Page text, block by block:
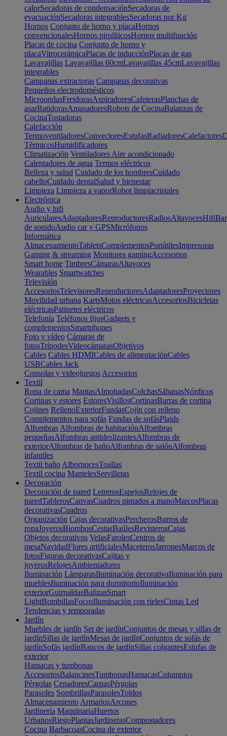
calorSecadoras de condensaciónSecadoras de
evacuaciónSecadoras integrablesSecadoras por Kg
Hornos Conjunto de horno y placaHornos
convencionalesHornos pirolíticosHornos multifunción
Placas de cocina Conjunto de horno y
placaVitrocerámicaPlacas de inducciónPlacas de gas
Lavavajillas Lavavajillas 60cmLavavajillas 45cmLavavajillas
integrables
Campanas extractoras Campanas decorativas
Pequeños electrodomésticos
MicroondasFreidorasAspiradoresCafeterasPlanchas de
asarBatidorasAmasadoresRobots de CocinaBalanzas de
CocinaTostadoras
Calefacción
TermoventiladoresConvectoresEstufasRadiadoresCalefactores
TérmicosHumidificadores
Climatización Ventiladores Aire acondicionado
Calentadores de agua Termos eléctricos
Belleza y salud Cuidado de los hombresCuidado
cabelloCuidado dentalSalud y bienestar
Limpieza Limpieza a vaporRobot limpiacristales
Electrónica
Audio y hifi
AuricularesAdaptadoresReproductoresRadiosAltavocesHifi
de sonidoAudio car y GPSMicrófonos
Informática
AlmacenamientoTabletsComplementosPortátilesImpresoras
Gaming & streaming Monitores gamingAccesorios
Smart home TimbresCámarasAltavoces
Wearables Smartwatches
Televisión
AccesoriosTelevisoresReproductoresAdaptadoresProyectores
Movilidad urbana KartsMotos eléctricasAccesoriosBicicletas
eléctricasPatinetes eléctricos
Telefonía Teléfonos fijosGadgets y
complementosSmartphones
Foto y vídeo Cámaras de
fotosTrípodesVideocámarasObjetivos
Cables Cables HDMICables de alimentaciónCables
USBCables Jack
Consolas y videojuegos Accesorios
Textil
Ropa de cama MantasAlmohadasColchasSábanasNórdicos
Cortinas y estores EstoresVisillosCortinasBarras de cortina
Cojines RellenoExteriorFundasCojín con relleno
Complementos para sofás Fundas de sofásPlaids
Alfombras Alfombras de habitaciónAlfombras
pequeñasAlfombras antideslizantesAlfombras de
exteriorAlfombras de bañoAlfombras de salónAlfombras
infantiles
Textil baño AlbornocesToallas
Textil cocina MantelesServilletas
Decoración
Decoración de pared LetrerosEspejosRelojes de
paredTablerosCanvasCuadros pintados a manoMarcosPlacas
decorativasCuadros
Organización Cajas decorativasPercherosBurros de
ropaJoyerosBiombosCestasBaúlesRevisterosCajas
Objetos decorativos VelasFarolesCentros de
mesaNavidadFlores artificialesMaceterosJarronesMarcos de
fotosFiguras decorativasCajitas y
joyerosRelojesAmbientadores
Iluminación LámparasIluminación decorativaIluminación para
mueblesIluminación para dormitorioIluminación
exteriorGuirnaldasBalizasSmart
LightBombillasFocosIluminación con rielesCintas Led
Tendencias y temporadas
Jardín
Muebles de jardín Set de jardínConjuntos de mesas y sillas de
jardínSillas de jardínMesas de jardínConjuntos de sofás de
jardínSofás jardínBancos de jardínSillas colgantesEstufas de
exterior
Hamacas y tumbonas
AccesoriosBalancinesTumbonasHamacasColumpios
Pérgolas CenadoresCarpasPérgolas
Parasoles SombrillasParasolesToldos
Almacenamiento ArmariosArcones
Jardinería MaquinariaHuertos
UrbanosRiegoPlantasJardinerasCompostadores
Cocina BarbacoasCocina de exterior